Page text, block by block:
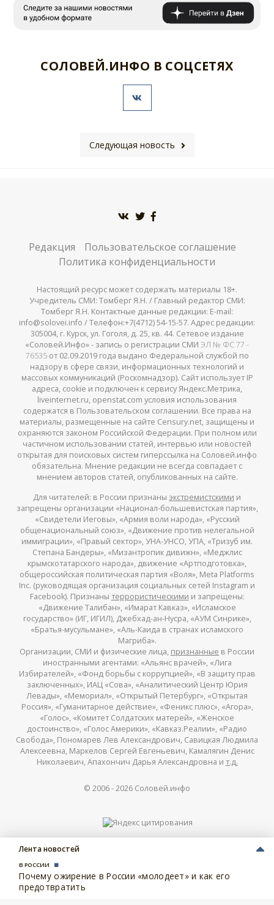
СОЛОВЕЙ.ИНФО В СОЦСЕТЯХ
Следующая новость
Лента новостей
В РОССИИ
Почему ожирение в России «молодеет» и как его
предотвратить
Редакция
Пользовательское соглашение
Политика конфиденциальности
Настоящий ресурс может содержать материалы 18+.
Учредитель СМИ: Томберг Я.Н. / Главный редактор СМИ:
Томберг Я.Н. Контактные данные редакции: E-mail:
info@solovei.info / Телефон:+7(4712) 54-15-57. Адрес редакции:
305004, г. Курск, ул. Гоголя, д. 25, кв. 44. Сетевое издание
«Соловей.Инфо» - запись о регистрации СМИ ЭЛ № ФС 77 -
76535от 02.09.2019 года выдано Федеральной службой по
надзору в сфере связи, информационных технологий и
массовых коммуникаций (Роскомнадзор). Сайт использует IP
адреса, cookie и подключен к сервису Яндекс.Метрика,
liveinternet.ru, openstat.com условия использования
содержатся в Пользовательском соглашении. Все права на
материалы, размещенные на сайте Censury.net, защищены и
охраняются законом Российской Федерации. При полном или
частичном использовании статей, интервью или новостей
открытая для поисковых систем гиперссылка на Соловей.инфо
обязательна. Мнение редакции не всегда совпадает с
мнением авторов статей, опубликованных на сайте.
Для читателей: в России признаны экстремистскими и
запрещены организации «Национал-большевистская партия»,
«Свидетели Иеговы», «Армия воли народа», «Русский
общенациональный союз», «Движение против нелегальной
иммиграции», «Правый сектор», УНА-УНСО, УПА, «Тризуб им.
Степана Бандеры», «Мизантропик дивижн», «Меджлис
крымскотатарского народа», движение «Артподготовка»,
общероссийская политическая партия «Воля», Meta Platforms
Inc. (руководящая организация социальных сетей Instagram и
Facebook). Признаны террористическими и запрещены:
«Движение Талибан», «Имарат Кавказ», «Исламское
государство» (ИГ, ИГИЛ), Джебхад-ан-Нусра, «АУМ Синрике»,
«Братья-мусульмане», «Аль-Каида в странах исламского
Магриба».
Организации, СМИ и физические лица, признанные в России
иностранными агентами: «Альянс врачей», «Лига
Избирателей», «Фонд борьбы с коррупцией», «В защиту прав
заключенных», ИАЦ «Сова», «Аналитический Центр Юрия
Левады», «Мемориал», «Открытый Петербург», «Открытая
Россия», «Гуманитарное действие», «Феникс плюс», «Агора»,
«Голос», «Комитет Солдатских матерей», «Женское
достоинство», «Голос Америки», «Кавказ.Реалии», «Радио
Свобода», Пономарев Лев Александрович, Савицкая Людмила
Алексеевна, Маркелов Сергей Евгеньевич, Камалягин Денис
Николаевич, Апахончич Дарья Александровна и т.д.
© 2006 -2026 Соловей.инфо